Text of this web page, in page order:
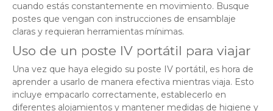
cuando estás constantemente en movimiento. Busque
postes que vengan con instrucciones de ensamblaje
claras y requieran herramientas mínimas.
Uso de un poste IV portátil para viajar
Una vez que haya elegido su poste IV portátil, es hora de
aprender a usarlo de manera efectiva mientras viaja. Esto
incluye empacarlo correctamente, establecerlo en
diferentes alojamientos y mantener medidas de higiene y